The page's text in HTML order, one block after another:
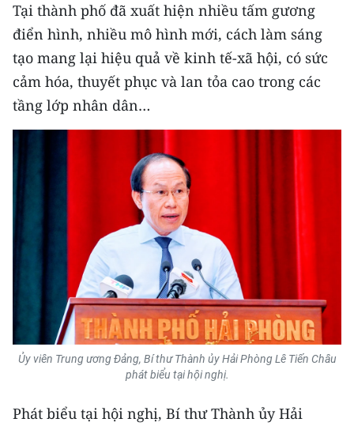
ĐỌC BÁO IN
ENGLISH
Tại thành phố đã xuất hiện nhiều tấm gương
điển hình, nhiều mô hình mới, cách làm sáng
tạo mang lại hiệu quả về kinh tế-xã hội, có sức
cảm hóa, thuyết phục và lan tỏa cao trong các
tầng lớp nhân dân…
Ủy viên Trung ương Đảng, Bí thư Thành ủy Hải Phòng Lê Tiến Châu
phát biểu tại hội nghị.
Phát biểu tại hội nghị, Bí thư Thành ủy Hải